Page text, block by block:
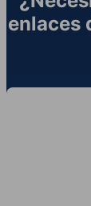
enlaces